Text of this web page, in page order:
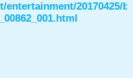
20170425/